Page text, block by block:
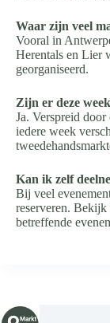
Waar zijn veel
Vooral in
Herentals en Lier
georganiseerd.
Zijn er deze
Ja. Verspreid
iedere week
Kan ik zelf
Bij veel
reserveren.
betreffende